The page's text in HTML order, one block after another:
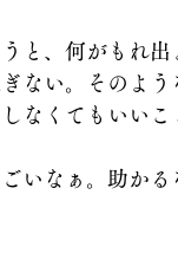
と、何がもれ
ない。そのよ
なくてもいい
いなぁ。助かる